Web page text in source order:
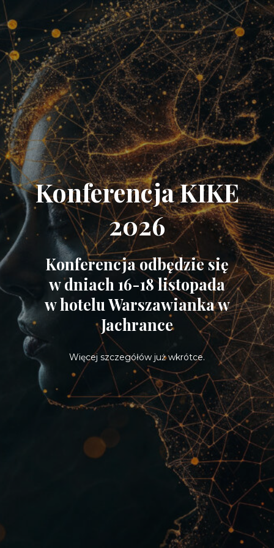
Konferencja KIKE
2026
Konferencja odbędzie się
w dniach 16-18 listopada
w hotelu Warszawianka w
Jachrance
Więcej szczegółów już wkrótce.